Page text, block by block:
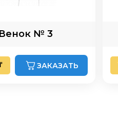
Венок № 3
ЗАКАЗАТЬ